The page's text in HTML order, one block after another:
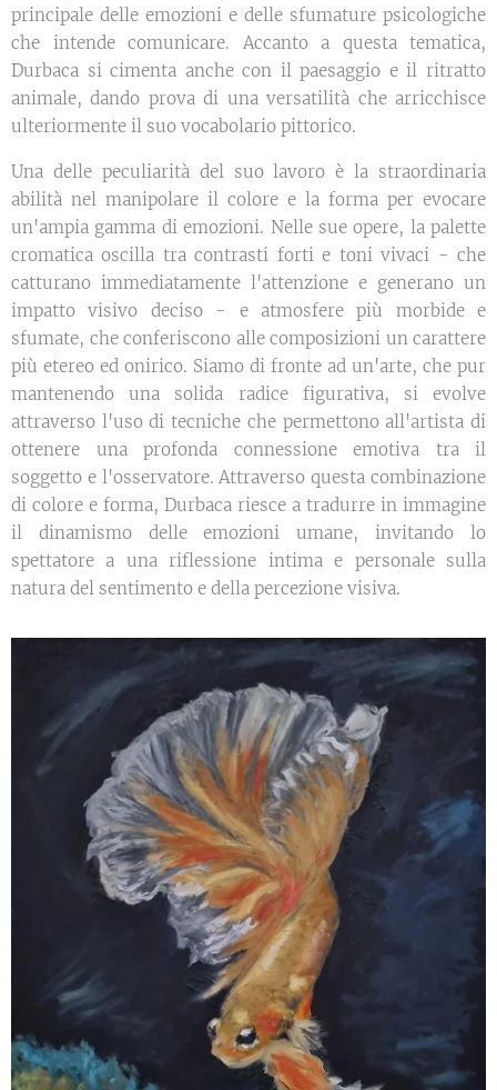
principale delle emozioni e delle sfumature psicologiche
che intende comunicare. Accanto a questa tematica,
Durbaca si cimenta anche con il paesaggio e il ritratto
animale, dando prova di una versatilità che arricchisce
ulteriormente il suo vocabolario pittorico.
Una delle peculiarità del suo lavoro è la straordinaria
abilità nel manipolare il colore e la forma per evocare
un'ampia gamma di emozioni. Nelle sue opere, la palette
cromatica oscilla tra contrasti forti e toni vivaci - che
catturano immediatamente l'attenzione e generano un
impatto visivo deciso - e atmosfere più morbide e
sfumate, che conferiscono alle composizioni un carattere
più etereo ed onirico. Siamo di fronte ad un'arte, che pur
mantenendo una solida radice figurativa, si evolve
attraverso l'uso di tecniche che permettono all'artista di
ottenere una profonda connessione emotiva tra il
soggetto e l'osservatore. Attraverso questa combinazione
di colore e forma, Durbaca riesce a tradurre in immagine
il dinamismo delle emozioni umane, invitando lo
spettatore a una riflessione intima e personale sulla
natura del sentimento e della percezione visiva.